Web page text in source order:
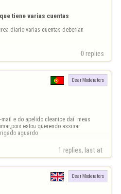
tiene varias cuentas
diario varias cuentas deberían
0 replies
Dear Moderators
e do apelido cleanice daí  meus
estou querendo assinar
aguardo
1 replies, last at
Dear Moderators